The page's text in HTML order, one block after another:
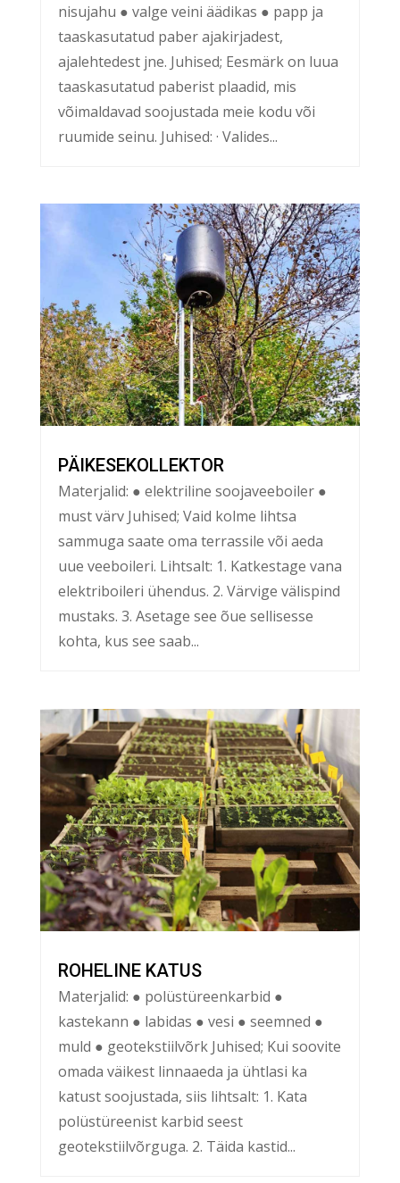
nisujahu ● valge veini äädikas ● papp ja
taaskasutatud paber ajakirjadest,
ajalehtedest jne. Juhised; Eesmärk on luua
taaskasutatud paberist plaadid, mis
võimaldavad soojustada meie kodu või
ruumide seinu. Juhised: · Valides...
PÄIKESEKOLLEKTOR
Materjalid: ● elektriline soojaveeboiler ●
must värv Juhised; Vaid kolme lihtsa
sammuga saate oma terrassile või aeda
uue veeboileri. Lihtsalt: 1. Katkestage vana
elektriboileri ühendus. 2. Värvige välispind
mustaks. 3. Asetage see õue sellisesse
kohta, kus see saab...
ROHELINE KATUS
Materjalid: ● polüstüreenkarbid ●
kastekann ● labidas ● vesi ● seemned ●
muld ● geotekstiilvõrk Juhised; Kui soovite
omada väikest linnaaeda ja ühtlasi ka
katust soojustada, siis lihtsalt: 1. Kata
polüstüreenist karbid seest
geotekstiilvõrguga. 2. Täida kastid...